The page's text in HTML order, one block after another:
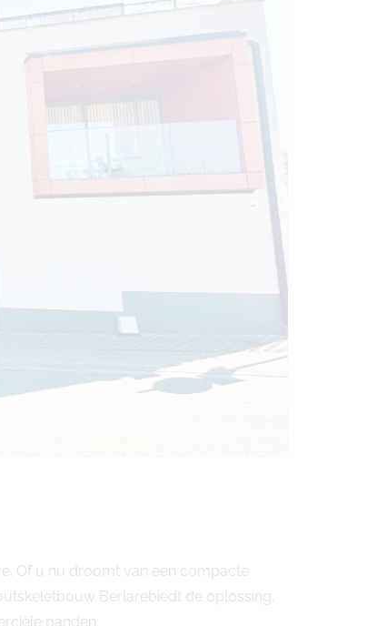
Of u nu droomt van een compacte
Berlarebiedt de oplossing.
panden.